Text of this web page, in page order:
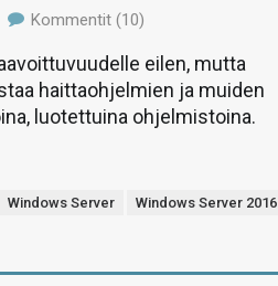
Kommentit (10)
eilen, mutta
haittaohjelmien ja muiden
luotettuina ohjelmistoina.
Windows Server
Windows Server 2016